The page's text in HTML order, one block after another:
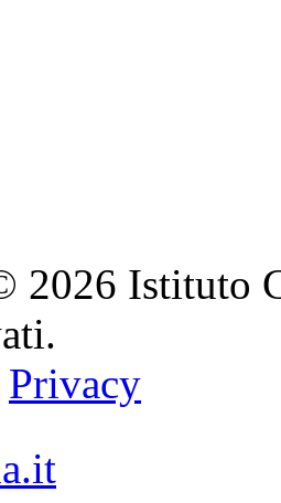
2026 Istituto
Privacy